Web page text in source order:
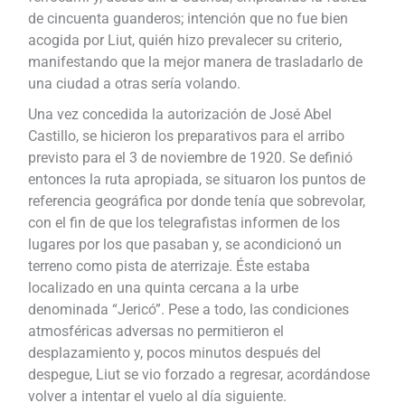
de cincuenta guanderos; intención que no fue bien
acogida por Liut, quién hizo prevalecer su criterio,
manifestando que la mejor manera de trasladarlo de
una ciudad a otras sería volando.
Una vez concedida la autorización de José Abel
Castillo, se hicieron los preparativos para el arribo
previsto para el 3 de noviembre de 1920. Se definió
entonces la ruta apropiada, se situaron los puntos de
referencia geográfica por donde tenía que sobrevolar,
con el fin de que los telegrafistas informen de los
lugares por los que pasaban y, se acondicionó un
terreno como pista de aterrizaje. Éste estaba
localizado en una quinta cercana a la urbe
denominada “Jericó”. Pese a todo, las condiciones
atmosféricas adversas no permitieron el
desplazamiento y, pocos minutos después del
despegue, Liut se vio forzado a regresar, acordándose
volver a intentar el vuelo al día siguiente.